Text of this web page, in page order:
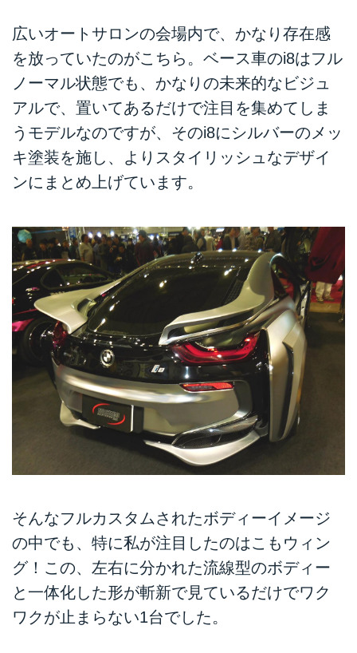
広いオートサロンの会場内で、かなり存在感
を放っていたのがこちら。ベース車のi8はフル
ノーマル状態でも、かなりの未来的なビジュ
アルで、置いてあるだけで注目を集めてしま
うモデルなのですが、そのi8にシルバーのメッ
キ塗装を施し、よりスタイリッシュなデザイ
ンにまとめ上げています。
そんなフルカスタムされたボディーイメージ
の中でも、特に私が注目したのはこもウィン
グ！この、左右に分かれた流線型のボディー
と一体化した形が斬新で見ているだけでワク
ワクが止まらない1台でした。